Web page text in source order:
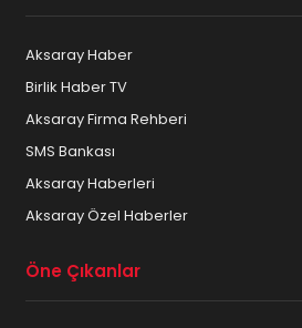
Aksaray Haber
Birlik Haber TV
Aksaray Firma Rehberi
SMS Bankası
Aksaray Haberleri
Aksaray Özel Haberler
Öne Çıkanlar